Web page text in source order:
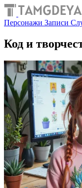
Персонажи Записи
Код и